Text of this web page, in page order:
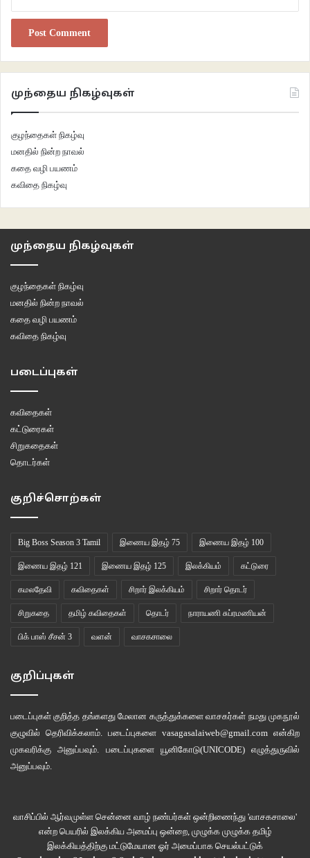
முந்தைய நிகழ்வுகள்
குழந்தைகள் நிகழ்வு
மனதில் நின்ற நாவல்
கதை வழி பயணம்
கவிதை நிகழ்வு
முந்தைய நிகழ்வுகள்
குழந்தைகள் நிகழ்வு
மனதில் நின்ற நாவல்
கதை வழி பயணம்
கவிதை நிகழ்வு
படைப்புகள்
கவிதைகள்
கட்டுரைகள்
சிறுகதைகள்
தொடர்கள்
குறிச்சொற்கள்
Big Boss Season 3 Tamil இணைய இதழ் 75 இணைய இதழ் 100
இணைய இதழ் 121 இணைய இதழ் 125 இலக்கியம் கட்டுரை
கமலதேவி கவிதைகள் சிறார் இலக்கியம் சிறார் தொடர்
சிறுகதை தமிழ் கவிதைகள் தொடர் நாராயணி சுப்ரமணியன்
பிக் பாஸ் சீசன் 3 வளன் வாசகசாலை
குறிப்புகள்
படைப்புகள் குறித்த தங்களது மேலான கருத்துக்களை வாசகர்கள் நமது முகநூல்
குழுவில் தெரிவிக்கலாம். படைப்புகளை vasagasalaiweb@gmail.com என்கிற
முகவரிக்கு அனுப்பவும். படைப்புகளை யூனிகோடு(UNICODE)எழுத்துருவில்
அனுப்பவும்.
வாசிப்பில் ஆர்வமுள்ள சென்னை வாழ் நண்பர்கள் ஒன்றிணைந்து 'வாசகசாலை'
என்ற பெயரில் இலக்கிய அமைப்பு ஒன்றை, முழுக்க முழுக்க தமிழ்
இலக்கியத்திற்கு மட்டுமேயான ஓர் அமைப்பாக செயல்பட்டுக்